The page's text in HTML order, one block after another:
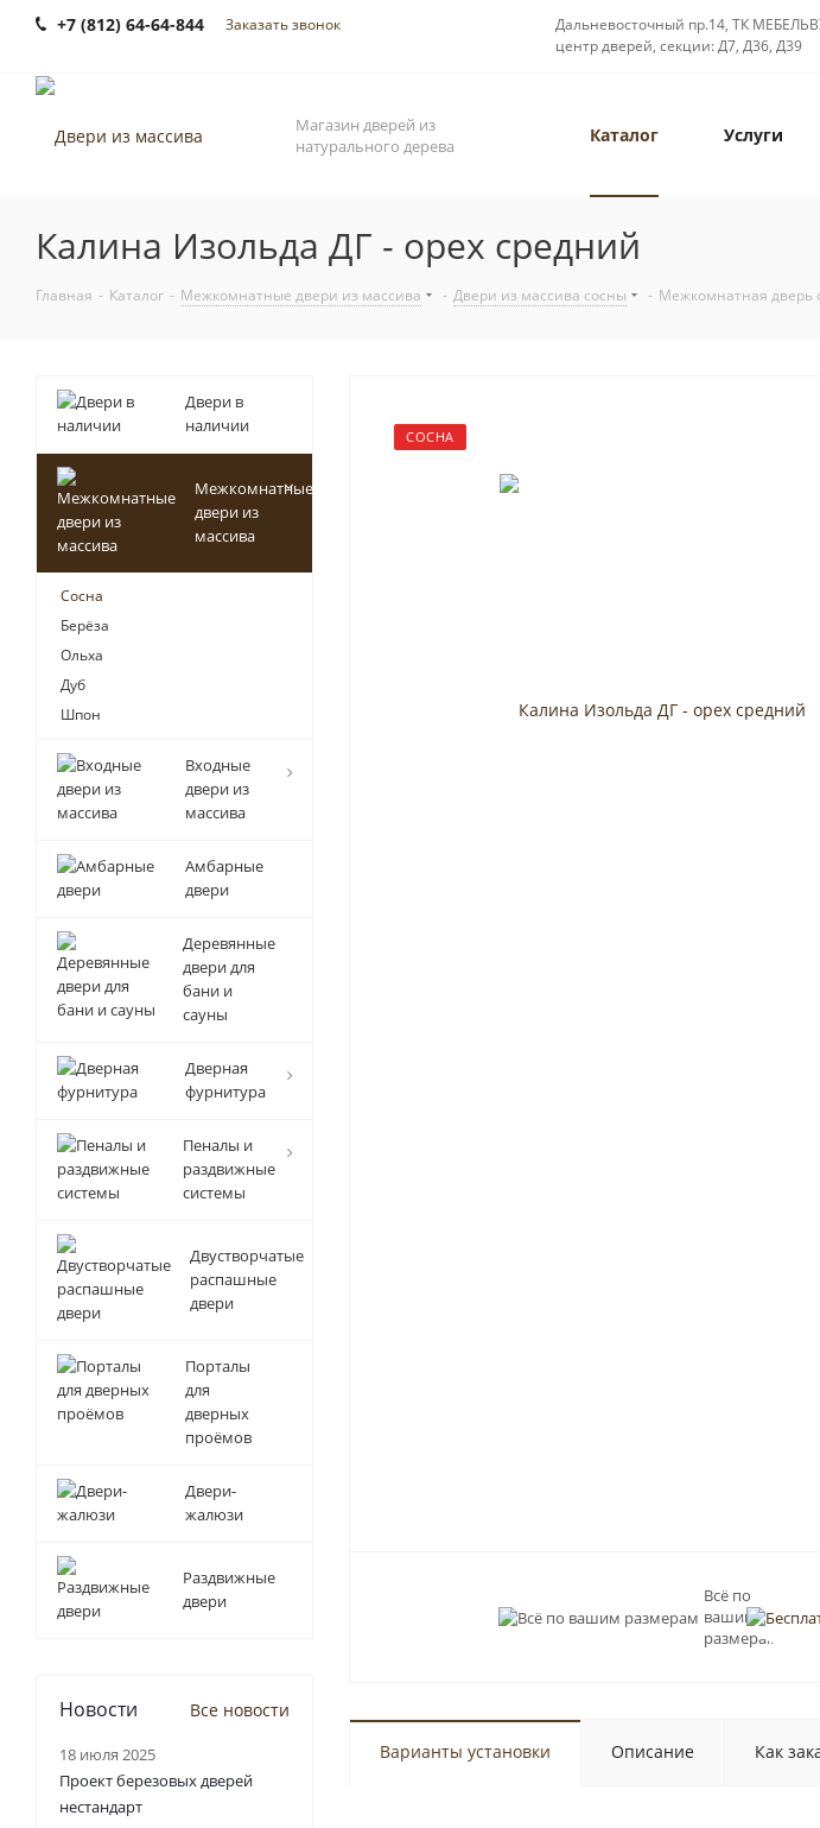
+7 (812) 64-64-844 Заказать звонок
Дальневосточный пр.14, ТК
центр дверей, секции: Д7, Д36, Д39
Магазин дверей из
натурального дерева
Каталог Услуги
Калина Изольда ДГ - орех средний
Главная - Каталог - Межкомнатные двери из массива - Двери из массива сосны - Межкомнатная дверь
СОСНА
Всё по
вашим
размерам
Варианты установки Описание Как
Двери в
наличии
Межкомнатные
двери из
массива
Сосна
Берёза
Ольха
Дуб
Шпон
Входные
двери из
массива
Амбарные
двери
Деревянные
двери для
бани и
сауны
Дверная
фурнитура
Пеналы и
раздвижные
системы
Двустворчатые
распашные
двери
Порталы
для
дверных
проёмов
Двери-
жалюзи
Раздвижные
двери
Новости Все новости
18 июля 2025
Проект березовых дверей
нестандарт